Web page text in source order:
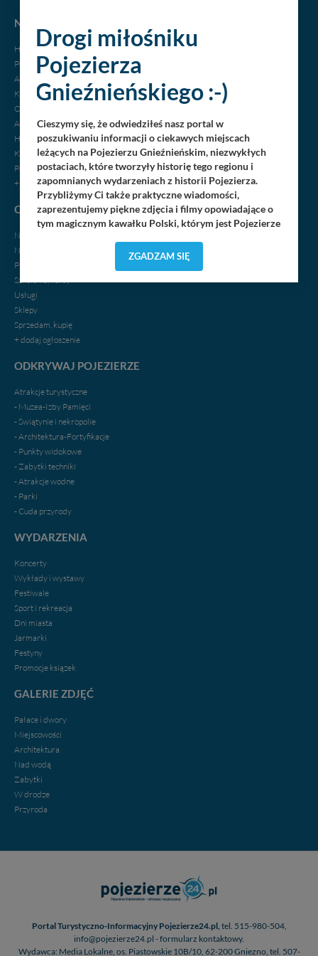
NOCLEGI
Hotele
Pensjonaty
Agroturystyka
Kempingi
Ośrodki wypoczynkowe
Apartamenty
Hostele, motele
Kwatery, pokoje
Pola biwakowe
+ dodaj swój obiekt
OGŁOSZENIA
Nieruchomości
Noclegi
Praca
Szkolenia, kursy
Usługi
Sklepy
Sprzedam, kupię
+ dodaj ogłoszenie
ODKRYWAJ POJEZIERZE
Atrakcje turystyczne
- Muzea-Izby Pamięci
- Świątynie i nekropolie
- Architektura-Fortyfikacje
- Punkty widokowe
- Zabytki techniki
- Atrakcje wodne
- Parki
- Cuda przyrody
WYDARZENIA
Koncerty
Wykłady i wystawy
Festiwale
Sport i rekreacja
Dni miasta
Jarmarki
Festyny
Promocje ksiązek
GALERIE ZDJĘĆ
Pałace i dwory
Miejscowości
Architektura
Nad wodą
Zabytki
W drodze
Przyroda
Portal Turystyczno-Informacyjny Pojezierze24.pl, tel. 515-980-504,
info@pojezierze24.pl - formularz kontaktowy.
Wydawca: Media Lokalne, os. Piastowskie 10B/10, 62-200 Gniezno, tel. 507-
Drogi miłośniku
Pojezierza
Gnieźnieńskiego :-)
Cieszymy się, że odwiedziłeś nasz portal w
poszukiwaniu informacji o ciekawych miejscach
leżących na Pojezierzu Gnieźnieńskim, niezwykłych
postaciach, które tworzyły historię tego regionu i
zapomnianych wydarzeniach z historii Pojezierza.
Przybliżymy Ci także praktyczne wiadomości,
zaprezentujemy piękne zdjęcia i filmy opowiadające o
tym magicznym kawałku Polski, którym jest Pojezierze
Pojezierze Gnieźnieńskie odkrywać dla Ciebie na
składający się z pasjonatów, miłośników, czy wręcz
dnia wędruje po Pojezierzu Gnieźnieńskim, by rozwijać
portal, poprzez jego rozbudowę oraz dostarczanie
nowych treści i zdjęć.
Abyśmy nadal mogli to robić, potrzebujemy Twojej
dostosować do Twoich preferencji. Twoje dane (w tym
pliki cookies) będą zapisywane w celu usprawnienia
serwisu (zapamiętywanie pozycji na mapach, ostatnie
wyszukania, ulubione miejsca, logowania, itp).
Bezpieczeństwo Twoich danych jest dla nas
priorytetowe, bez poinformowania Ciebie nie będziemy
zmieniać zakresu naszych uprawnień. Twoje dane są u
informacji uzyskach w naszej
Klikając znak X lub przycisk PRZEJDŹ DO SERWISU
Nasz serwis nie wykorzystuje oraz nie udostępnia
Twoich danych innym podmiotom oraz osobom
Twoich danych jest elementem usługi (przekazanie
danych z formularza kontaktowego, przekazanie danych
w przypadku rezerwacji usług typu: nocleg, czartery,
itp). Więcej informacji o zasadach i funkcjonalności
serwisu w
Administratorem Twoich danych jest firma: Media
Piastowskim 10B/10. Możesz z nami skontaktować się
za pośrednictwem tej
W każdej chwili możesz: zażądać dostępu do swoich
danych, zażądać ich poprawienia lub usunięcia,
zabronić ich przetwarzania. Pamiętaj jednak, że nie
zawsze jest możliwe techniczne zrealizowanie Twoich
tych plików - w pewnych przypadkach nie możemy tego
Pojezierze Gnieźnieńskie - odkrywaj i wypoczywaj...
Pojezierze Gnieźnieńskie - na weekend, wycieczkę,
wakacje...
ZGADZAM SIĘ